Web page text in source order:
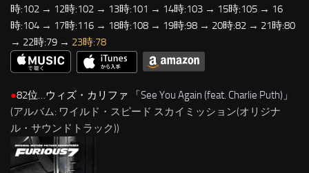
時:102 → 12時:102 → 13時:101 → 14時:103 → 15時:105 → 16
時:104 → 17時:116 → 18時:108 → 19時:98 → 20時:82 → 21時:80
→ 22時:79 → 23時:78
●82位…ウィズ・カリファ 「See You Again (feat. Charlie Puth) 」
(アルバム: ワイルド・スピード スカイミッション(オリジナ
ル・サウンドトラック))